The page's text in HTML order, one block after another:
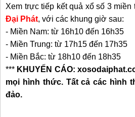
Xem trực tiếp kết quả xổ số 3 miền
Đại Phát, với các khung giờ sau:
- Miền Nam: từ 16h10 đến 16h35
- Miền Trung: từ 17h15 đến 17h35
- Miền Bắc: từ 18h10 đến 18h35
*** KHUYẾN CÁO:
mọi hình thức. Tất cả các hình
đảo.